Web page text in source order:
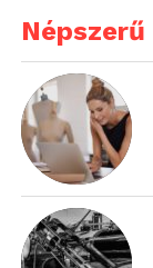
Népszerű